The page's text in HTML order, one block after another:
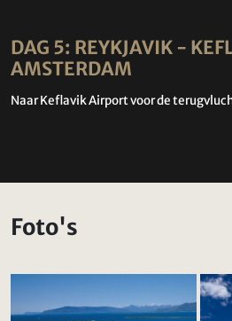
DAG 5: REYKJAVIK -
AMSTERDAM
Naar Keflavik Airport voor de
Foto's